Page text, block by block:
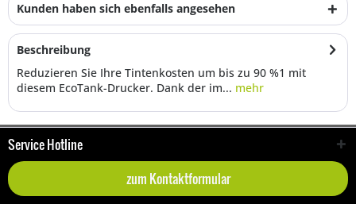
Kunden haben sich ebenfalls angesehen
Beschreibung
Reduzieren Sie Ihre Tintenkosten um bis zu 90 %1 mit
diesem EcoTank-Drucker. Dank der im... mehr
Service Hotline
zum Kontaktformular